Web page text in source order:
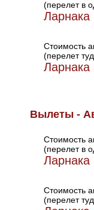
(перелет в
Ларнака
Стоимость
(перелет
Ларнака
Вылеты -
Стоимость
(перелет в
Ларнака
Стоимость
(перелет